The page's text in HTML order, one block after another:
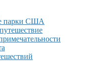
парки США